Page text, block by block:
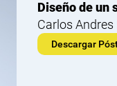
Diseño de un
Carlos
Descargar